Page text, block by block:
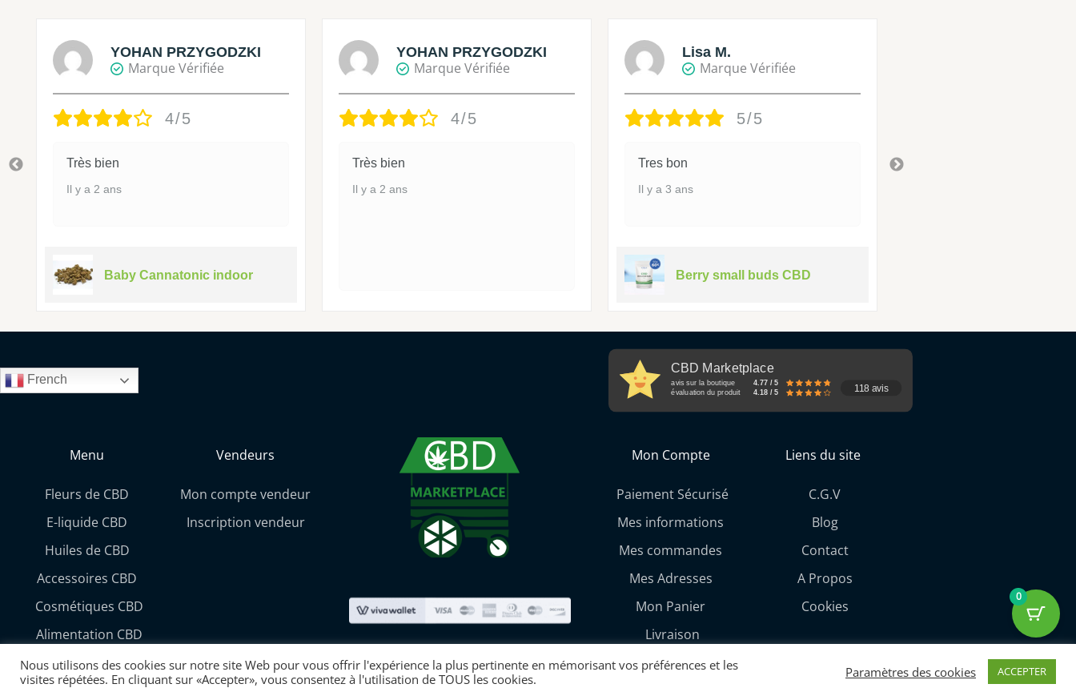
YOHAN PRZYGODZKI
Marque Vérifiée
4/5
Très bien
Il y a 2 ans
Baby Cannatonic indoor
YOHAN PRZYGODZKI
Marque Vérifiée
4/5
Très bien
Il y a 2 ans
Lisa M.
Marque Vérifiée
5/5
Tres bon
Il y a 3 ans
Berry small buds CBD
French
CBD Marketplace
avis sur la boutique
4.77 / 5
évaluation du produit
4.18 / 5 118 avis
Menu
Fleurs de CBD
E-liquide CBD
Huiles de CBD
Accessoires CBD
Cosmétiques CBD
Alimentation CBD
Vendeurs
Mon compte vendeur
Inscription vendeur
Mon Compte
Paiement Sécurisé
Mes informations
Mes commandes
Mes Adresses
Mon Panier
Livraison
Liens du site
C.G.V
Blog
Contact
A Propos
Cookies
CBD Marketplace Copyright © 2026 | Made with love By Cobos Diffusion
Nous utilisons des cookies sur notre site Web pour vous offrir l'expérience la plus pertinente en mémorisant vos préférences et les
visites répétées. En cliquant sur «Accepter», vous consentez à l'utilisation de TOUS les cookies.
Paramètres des cookies ACCEPTER
0